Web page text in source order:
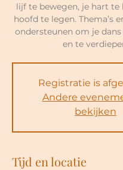
lijf te bewegen, je hart te
hoofd te legen. Thema’s
ondersteunen om je
en te
Registratie is
Andere
bekijken
Tijd en locatie